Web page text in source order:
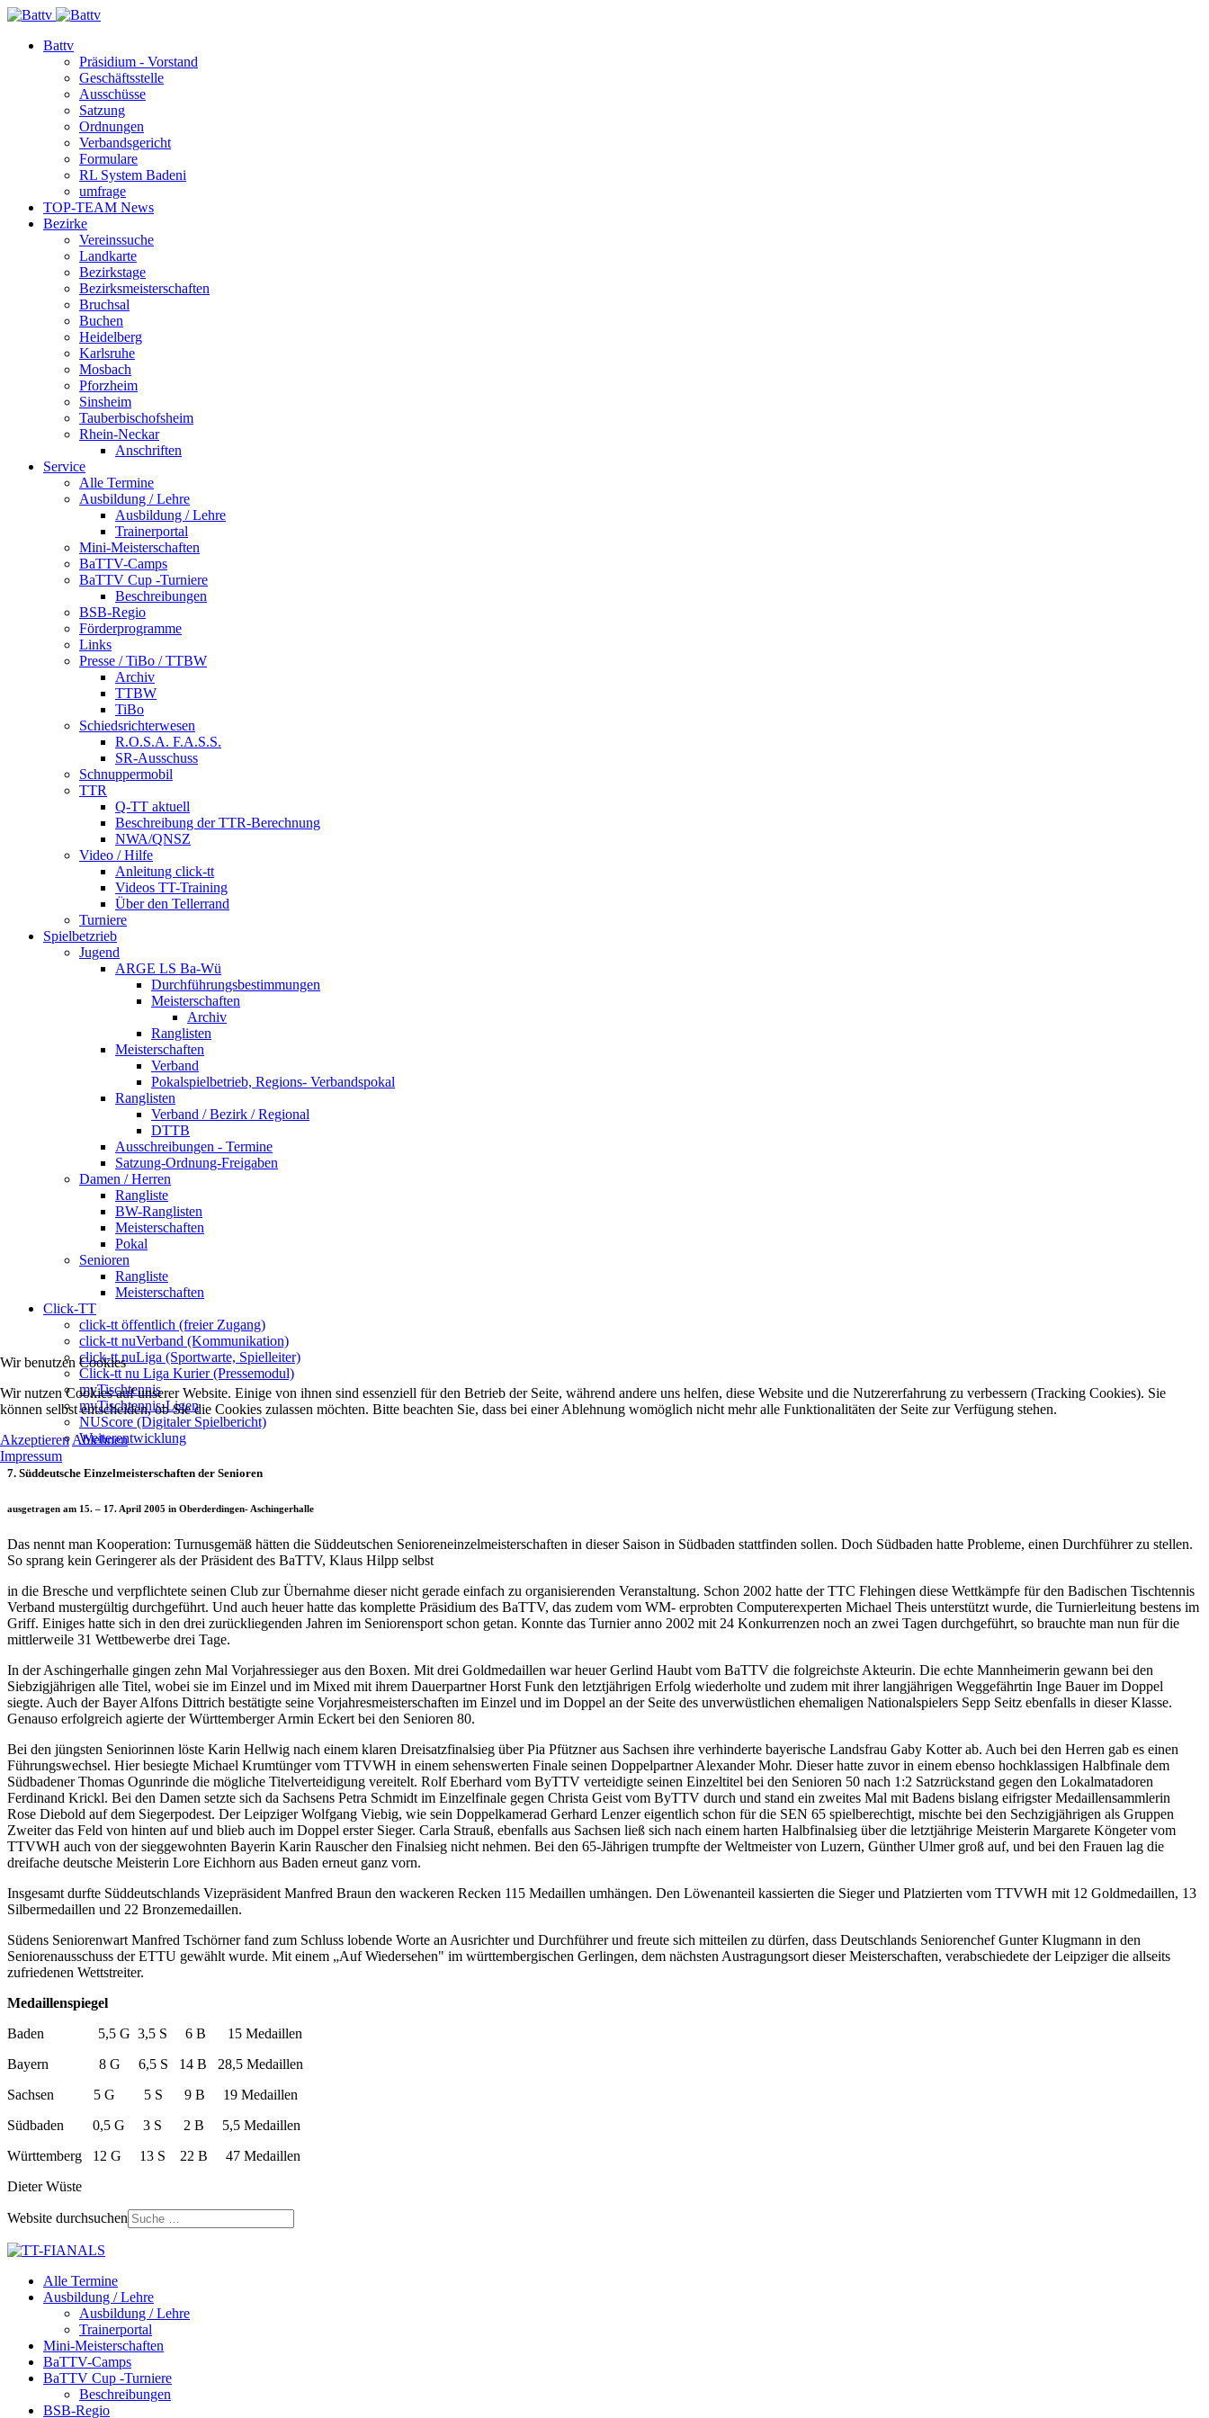
Battv
Präsidium - Vorstand
Geschäftsstelle
Ausschüsse
Satzung
Ordnungen
Verbandsgericht
Formulare
RL System Badeni
umfrage
TOP-TEAM News
Bezirke
Vereinssuche
Landkarte
Bezirkstage
Bezirksmeisterschaften
Bruchsal
Buchen
Heidelberg
Karlsruhe
Mosbach
Pforzheim
Sinsheim
Tauberbischofsheim
Rhein-Neckar
Anschriften
Service
Alle Termine
Ausbildung / Lehre
Ausbildung / Lehre
Trainerportal
Mini-Meisterschaften
BaTTV-Camps
BaTTV Cup -Turniere
Beschreibungen
BSB-Regio
Förderprogramme
Links
Presse / TiBo / TTBW
Archiv
TTBW
TiBo
Schiedsrichterwesen
R.O.S.A. F.A.S.S.
SR-Ausschuss
Schnuppermobil
TTR
Q-TT aktuell
Beschreibung der TTR-Berechnung
NWA/QNSZ
Video / Hilfe
Anleitung click-tt
Videos TT-Training
Über den Tellerrand
Turniere
Spielbetzrieb
Jugend
ARGE LS Ba-Wü
Durchführungsbestimmungen
Meisterschaften
Archiv
Ranglisten
Meisterschaften
Verband
Pokalspielbetrieb, Regions- Verbandspokal
Ranglisten
Verband / Bezirk / Regional
DTTB
Ausschreibungen - Termine
Satzung-Ordnung-Freigaben
Damen / Herren
Rangliste
BW-Ranglisten
Meisterschaften
Pokal
Senioren
Rangliste
Meisterschaften
Click-TT
click-tt öffentlich (freier Zugang)
click-tt nuVerband (Kommunikation)
click-tt nuLiga (Sportwarte, Spielleiter)
Click-tt nu Liga Kurier (Pressemodul)
myTischtennis
myTischtennis-Ligen
NUScore (Digitaler Spielbericht)
Weiterentwicklung
7. Süddeutsche Einzelmeisterschaften der Senioren
ausgetragen am 15. – 17. April 2005 in Oberderdingen- Aschingerhalle
Das nennt man Kooperation: Turnusgemäß hätten die Süddeutschen Senioreneinzelmeisterschaften in dieser Saison in Südbaden stattfinden sollen. Doch Südbaden hatte Probleme, einen Durchführer zu stellen.
So sprang kein Geringerer als der Präsident des BaTTV, Klaus Hilpp selbst
in die Bresche und verpflichtete seinen Club zur Übernahme dieser nicht gerade einfach zu organisierenden Veranstaltung. Schon 2002 hatte der TTC Flehingen diese Wettkämpfe für den Badischen Tischtennis
Verband mustergültig durchgeführt. Und auch heuer hatte das komplette Präsidium des BaTTV, das zudem vom WM- erprobten Computerexperten Michael Theis unterstützt wurde, die Turnierleitung bestens im
Griff. Einiges hatte sich in den drei zurückliegenden Jahren im Seniorensport schon getan. Konnte das Turnier anno 2002 mit 24 Konkurrenzen noch an zwei Tagen durchgeführt, so brauchte man nun für die
mittlerweile 31 Wettbewerbe drei Tage.
In der Aschingerhalle gingen zehn Mal Vorjahressieger aus den Boxen. Mit drei Goldmedaillen war heuer Gerlind Haubt vom BaTTV die folgreichste Akteurin. Die echte Mannheimerin gewann bei den
Siebzigjährigen alle Titel, wobei sie im Einzel und im Mixed mit ihrem Dauerpartner Horst Funk den letztjährigen Erfolg wiederholte und zudem mit ihrer langjährigen Weggefährtin Inge Bauer im Doppel
siegte. Auch der Bayer Alfons Dittrich bestätigte seine Vorjahresmeisterschaften im Einzel und im Doppel an der Seite des unverwüstlichen ehemaligen Nationalspielers Sepp Seitz ebenfalls in dieser Klasse.
Genauso erfolgreich agierte der Württemberger Armin Eckert bei den Senioren 80.
Bei den jüngsten Seniorinnen löste Karin Hellwig nach einem klaren Dreisatzfinalsieg über Pia Pfützner aus Sachsen ihre verhinderte bayerische Landsfrau Gaby Kotter ab. Auch bei den Herren gab es einen
Führungswechsel. Hier besiegte Michael Krumtünger vom TTVWH in einem sehenswerten Finale seinen Doppelpartner Alexander Mohr. Dieser hatte zuvor in einem ebenso hochklassigen Halbfinale dem
Südbadener Thomas Ogunrinde die mögliche Titelverteidigung vereitelt. Rolf Eberhard vom ByTTV verteidigte seinen Einzeltitel bei den Senioren 50 nach 1:2 Satzrückstand gegen den Lokalmatadoren
Ferdinand Krickl. Bei den Damen setzte sich da Sachsens Petra Schmidt im Einzelfinale gegen Christa Geist vom ByTTV durch und stand ein zweites Mal mit Badens bislang eifrigster Medaillensammlerin
Rose Diebold auf dem Siegerpodest. Der Leipziger Wolfgang Viebig, wie sein Doppelkamerad Gerhard Lenzer eigentlich schon für die SEN 65 spielberechtigt, mischte bei den Sechzigjährigen als Gruppen
Zweiter das Feld von hinten auf und blieb auch im Doppel erster Sieger. Carla Strauß, ebenfalls aus Sachsen ließ sich nach einem harten Halbfinalsieg über die letztjährige Meisterin Margarete Köngeter vom
TTVWH auch von der sieggewohnten Bayerin Karin Rauscher den Finalsieg nicht nehmen. Bei den 65-Jährigen trumpfte der Weltmeister von Luzern, Günther Ulmer groß auf, und bei den Frauen lag die
dreifache deutsche Meisterin Lore Eichhorn aus Baden erneut ganz vorn.
Insgesamt durfte Süddeutschlands Vizepräsident Manfred Braun den wackeren Recken 115 Medaillen umhängen. Den Löwenanteil kassierten die Sieger und Platzierten vom TTVWH mit 12 Goldmedaillen, 13
Silbermedaillen und 22 Bronzemedaillen.
Südens Seniorenwart Manfred Tschörner fand zum Schluss lobende Worte an Ausrichter und Durchführer und freute sich mitteilen zu dürfen, dass Deutschlands Seniorenchef Gunter Klugmann in den
Seniorenausschuss der ETTU gewählt wurde. Mit einem „Auf Wiedersehen" im württembergischen Gerlingen, dem nächsten Austragungsort dieser Meisterschaften, verabschiedete der Leipziger die allseits
zufriedenen Wettstreiter.
Medaillenspiegel
Baden 5,5 G 3,5 S 6 B 15 Medaillen
Bayern 8 G 6,5 S 14 B 28,5 Medaillen
Sachsen 5 G 5 S 9 B 19 Medaillen
Südbaden 0,5 G 3 S 2 B 5,5 Medaillen
Württemberg 12 G 13 S 22 B 47 Medaillen
Dieter Wüste
Website durchsuchen
Alle Termine
Ausbildung / Lehre
Ausbildung / Lehre
Trainerportal
Mini-Meisterschaften
BaTTV-Camps
BaTTV Cup -Turniere
Beschreibungen
BSB-Regio
Wir benutzen Cookies
Wir nutzen Cookies auf unserer Website. Einige von ihnen sind essenziell für den Betrieb der Seite, während andere uns helfen, diese Website und die Nutzererfahrung zu verbessern (Tracking Cookies). Sie
können selbst entscheiden, ob Sie die Cookies zulassen möchten. Bitte beachten Sie, dass bei einer Ablehnung womöglich nicht mehr alle Funktionalitäten der Seite zur Verfügung stehen.
Akzeptieren Ablehnen
Impressum